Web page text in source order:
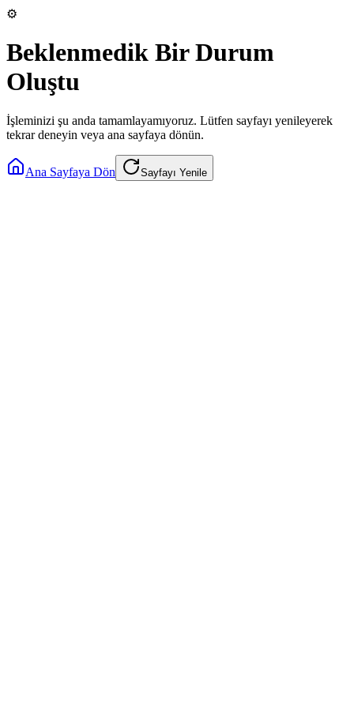
⚙️
Beklenmedik Bir Durum
Oluştu
İşleminizi şu anda tamamlayamıyoruz. Lütfen sayfayı yenileyerek
tekrar deneyin veya ana sayfaya dönün.
Ana Sayfaya Dön Sayfayı Yenile